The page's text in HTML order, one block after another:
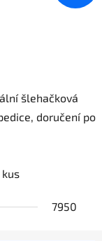
šlehačková
doručení po
7950